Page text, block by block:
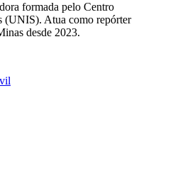
formada pelo Centro
(UNIS). Atua como repórter
desde 2023.